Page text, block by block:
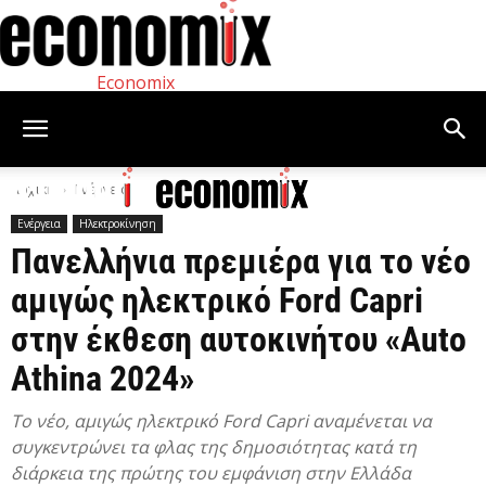
Economix
Αρχική Ενέργεια
Ενέργεια Ηλεκτροκίνηση
Πανελλήνια πρεμιέρα για το νέο
αμιγώς ηλεκτρικό Ford Capri
στην έκθεση αυτοκινήτου «Auto
Athina 2024»
Το νέο, αμιγώς ηλεκτρικό Ford Capri αναμένεται να
συγκεντρώνει τα φλας της δημοσιότητας κατά τη
διάρκεια της πρώτης του εμφάνιση στην Ελλάδα